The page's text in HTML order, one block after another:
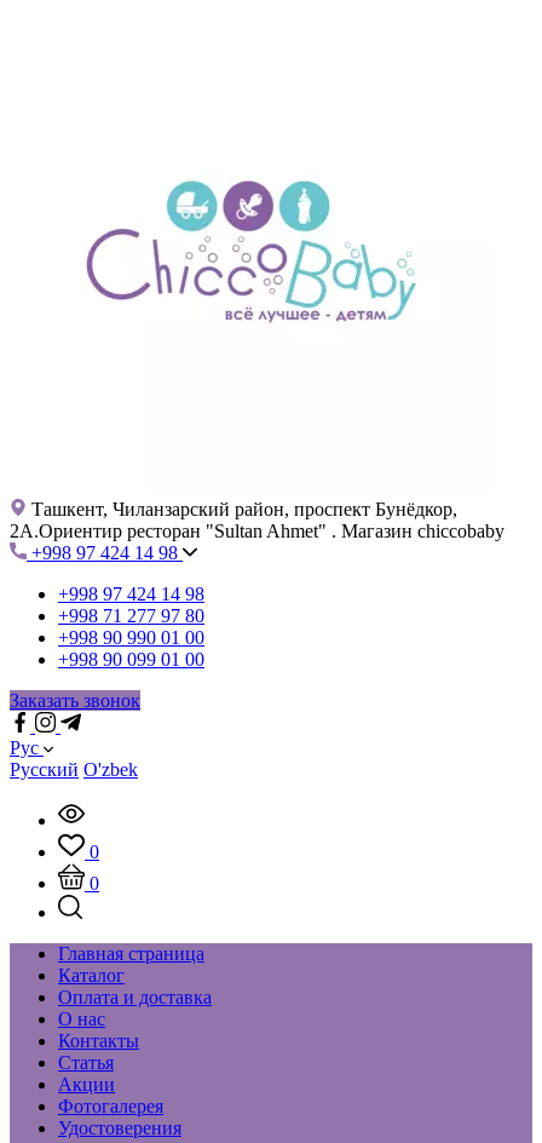
Ташкент, Чиланзарский район, проспект Бунёдкор,
2А.Ориентир ресторан "Sultan Ahmet" . Магазин chiccobaby
+998 97 424 14 98
+998 97 424 14 98
+998 71 277 97 80
+998 90 990 01 00
+998 90 099 01 00
Заказать звонок
Рус
Русский O'zbek
0
0
Главная страница
Каталог
Оплата и доставка
О нас
Контакты
Статья
Акции
Фотогалерея
Удостоверения